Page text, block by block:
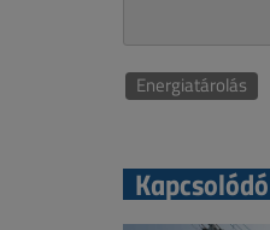
Energiatárolás
Kapcsolódó